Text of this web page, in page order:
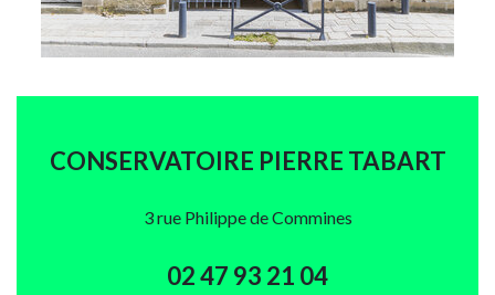
CONSERVATOIRE PIERRE TABART
3 rue Philippe de Commines
02 47 93 21 04